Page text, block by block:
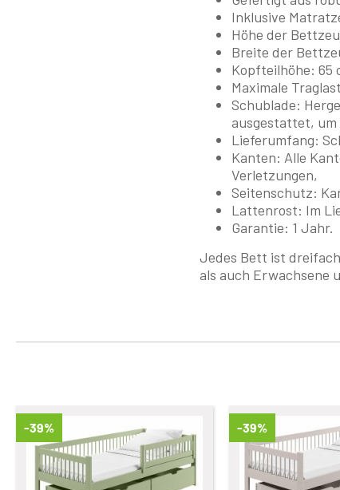
Inklusive
Höhe der
Breite der
Kopfteilhöhe: 65
Maximale
Schublade:
ausgestattet, um
Lieferumfang:
Kanten: Alle
Verletzungen,
Seitenschutz:
Lattenrost: Im
Garantie: 1 Jahr.
Jedes Bett ist
als auch Erwachsene
-39% -39%